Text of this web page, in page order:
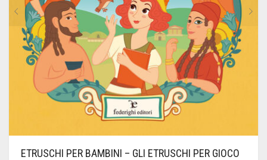
ETRUSCHI PER BAMBINI – GLI ETRUSCHI PER GIOCO